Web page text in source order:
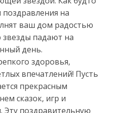
поздравления на
ваш дом радостью
звезды падают на
день.
здоровья,
впечатлений! Пусть
прекрасным
сказок, игр и
Эту поздравительную